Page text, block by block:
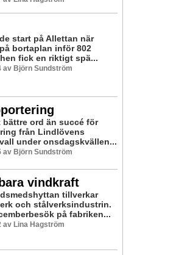
start på Allettan när
bortaplan inför 802
fick en riktigt spä...
av Björn Sundström
ord än succé för
från Lindlövens
under onsdagskvällen...
av Björn Sundström
vindkraft
tillverkar
och stålverksindustrin.
på fabriken...
av Lina Hagström